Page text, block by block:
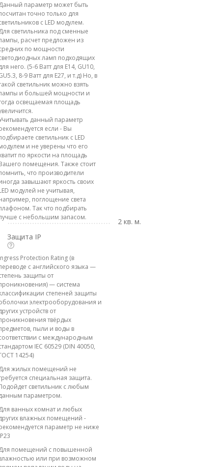
параметр может быть
точно только для
с LED модулем.
светильника под сменные
расчет предложен из
по мощности
ламп подходящих
него. (5-6 Ватт для E14, GU10,
8-9 Ватт для E27, и т.д) Но, в
светильник можно взять
и большей мощности и
освещаемая площадь
данный параметр
если - Вы
светильник с LED
и не уверены что его
по яркости на площадь
помещения. Также стоит
что производители
завышают яркость своих
модулей не учитывая,
поглощение света
Так что подбирать
с небольшим запасом.
2 кв. м.
Защита IP
Protection Rating (в
с английского языка —
защиты от
— система
степеней защиты
электрооборудования и
устройств от
твёрдых
пыли и воды в
с международным
IEC 60529 (DIN 40050,
14254)
жилых помещений не
специальная защита.
светильник с любым
параметром.
ванных комнат и любых
влажных помещений -
параметр не ниже
помещений с повышенной
или при возможном